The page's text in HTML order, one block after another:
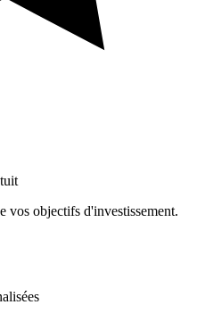
vos objectifs d'investissement.